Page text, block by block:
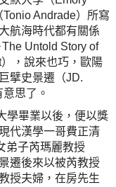
Andrade）所寫
航海時代都有關係
Untold Story of
，說來也巧，歐陽
擘史景遷（JD.
思了。
畢業以後，便以獎
代漢學一哥費正清
弟子芮瑪麗教授
遷後來以被芮教授
授夫婦，在房先生